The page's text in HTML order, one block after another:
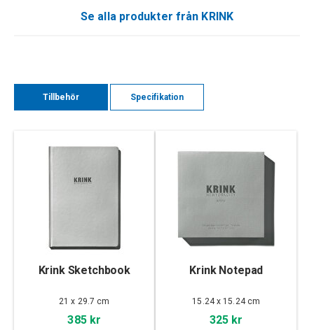
Se alla produkter från KRINK
Tillbehör Specifikation
Krink Sketchbook
21 x 29.7 cm
385 kr
Krink Notepad
15.24 x 15.24 cm
325 kr